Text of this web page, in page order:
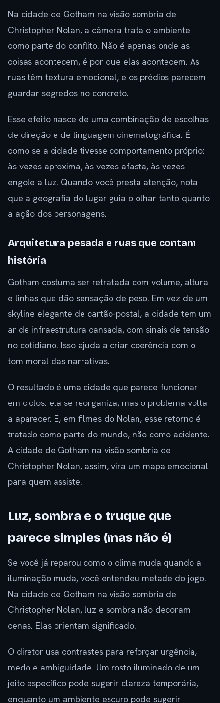
Na cidade de Gotham na visão sombria de
Christopher Nolan, a câmera trata o ambiente
como parte do conflito. Não é apenas onde as
coisas acontecem, é por que elas acontecem. As
ruas têm textura emocional, e os prédios parecem
guardar segredos no concreto.
Esse efeito nasce de uma combinação de escolhas
de direção e de linguagem cinematográfica. É
como se a cidade tivesse comportamento próprio:
às vezes aproxima, às vezes afasta, às vezes
engole a luz. Quando você presta atenção, nota
que a geografia do lugar guia o olhar tanto quanto
a ação dos personagens.
Arquitetura pesada e ruas que contam
história
Gotham costuma ser retratada com volume, altura
e linhas que dão sensação de peso. Em vez de um
skyline elegante de cartão-postal, a cidade tem um
ar de infraestrutura cansada, com sinais de tensão
no cotidiano. Isso ajuda a criar coerência com o
tom moral das narrativas.
O resultado é uma cidade que parece funcionar
em ciclos: ela se reorganiza, mas o problema volta
a aparecer. E, em filmes do Nolan, esse retorno é
tratado como parte do mundo, não como acidente.
A cidade de Gotham na visão sombria de
Christopher Nolan, assim, vira um mapa emocional
para quem assiste.
Luz, sombra e o truque que
parece simples (mas não é)
Se você já reparou como o clima muda quando a
iluminação muda, você entendeu metade do jogo.
Na cidade de Gotham na visão sombria de
Christopher Nolan, luz e sombra não decoram
cenas. Elas orientam significado.
O diretor usa contrastes para reforçar urgência,
medo e ambiguidade. Um rosto iluminado de um
jeito específico pode sugerir clareza temporária,
enquanto um ambiente escuro pode sugerir